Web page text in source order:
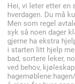
Hei, vi leter etter en
hverdagen. Du må
Men som regel
syk så noen dager
gjerne ha ekstra
i starten litt hjelp
bad, sortere leker,
ved behov,